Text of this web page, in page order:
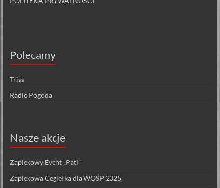
Polecamy
Triss
Radio Pogoda
Nasze akcje
Zapiexowy Event „Pati”
Zapiexowa Cegiełka dla WOŚP 2025